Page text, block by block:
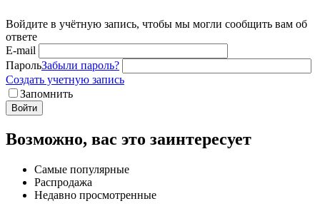
Войдите в учётную запись, чтобы мы могли сообщить вам об
ответе
E-mail
ПарольЗабыли пароль?
Создать учетную запись
Запомнить
Войти
Возможно, вас это заинтересует
Самые популярные
Распродажа
Недавно просмотренные